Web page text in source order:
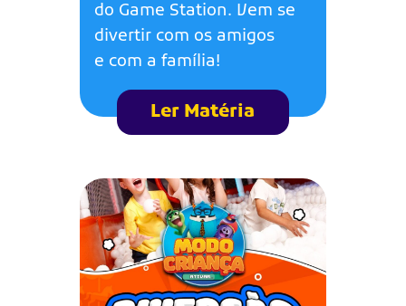
do Game Station. Vem se
divertir com os amigos
e com a família!
Ler Matéria